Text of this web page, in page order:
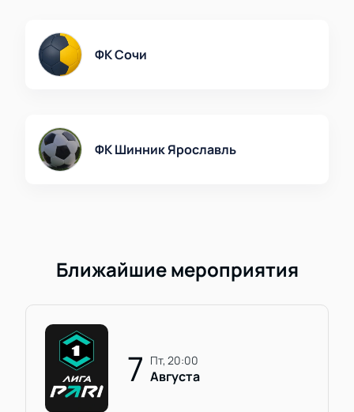
ФК Сочи
ФК Шинник Ярославль
Ближайшие мероприятия
7 пт, 20:00
Августа